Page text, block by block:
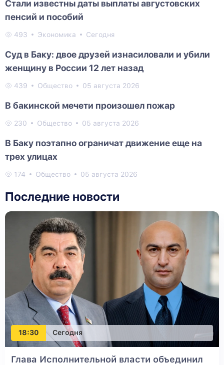
Стали известны даты выплаты августовских
пенсий и пособий
493 Экономика Сегодня
Суд в Баку: двое друзей изнасиловали и убили
женщину в России 12 лет назад
439 Общество 05 августа 2026
В бакинской мечети произошел пожар
230 Общество 05 августа 2026
В Баку поэтапно ограничат движение еще на
трех улицах
174 Общество 05 августа 2026
Последние новости
18:30 Сегодня
Глава Исполнительной власти объединил